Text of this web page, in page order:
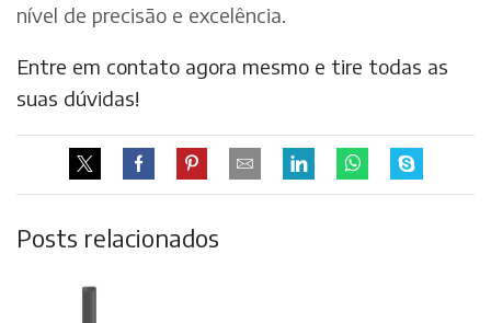
nível de precisão e excelência.
Entre em contato agora mesmo e tire todas as
suas dúvidas!
Posts relacionados